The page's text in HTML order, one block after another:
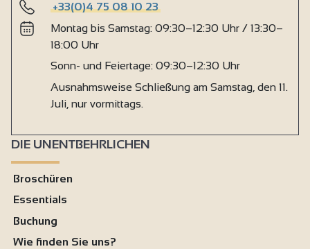
+33(0)4 75 08 10 23
Montag bis Samstag: 09:30–12:30 Uhr / 13:30–
18:00 Uhr
Sonn- und Feiertage: 09:30–12:30 Uhr
Ausnahmsweise Schließung am Samstag, den 11.
Juli, nur vormittags.
DIE UNENTBEHRLICHEN
Broschüren
Essentials
Buchung
Wie finden Sie uns?